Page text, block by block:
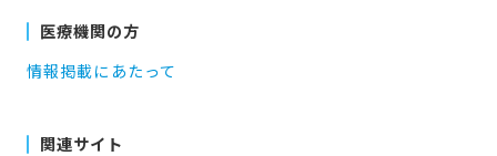
医療機関の方
情報掲載にあたって
関連サイト